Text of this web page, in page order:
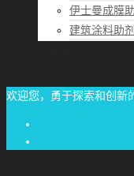
伊士曼成膜
建筑涂料助
欢迎您，勇于探索和创新